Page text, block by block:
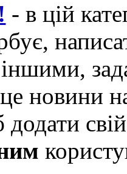
- в цій
іншими,
новини